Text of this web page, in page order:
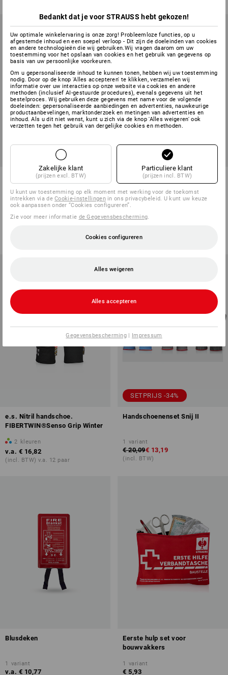
Snijbestendige Nitril-
handsch.evertouch Cut C
v.a. € 4,83
STRAUSSbox small
bedrijfsverbanddozen DIN 13
157
v.a. € 30,13
e.s. Nitril handschoe.
FIBERTWIN®Senso Grip Winter
2 kleuren
v.a. € 16,82
(incl. BTW) v.a. 12 paar
SETPRIJS -34%
Handschoenenset Snij II
1 variant
€ 20,09€ 13,19
(incl. BTW)
Blusdeken
1 variant
v.a. € 10,77
Eerste hulp set voor
bouwvakkers
1 variant
€ 5,93
Bedankt dat je voor STRAUSS hebt gekozen!
Uw optimale winkelervaring is onze zorg! Probleemloze functies, op u
afgestemde inhoud en een soepel verloop - Dit zijn de doeleinden van cookies
en andere technologieën die wij gebruiken.Wij vragen daarom om uw
toestemming voor het opslaan van cookies en het gebruik van gegevens op
basis van uw persoonlijke voorkeuren.
Om u gepersonaliseerde inhoud te kunnen tonen, hebben wij uw toestemming
nodig. Door op de knop 'Alles accepteren' te klikken, verzamelen wij
informatie over uw interacties op onze website via cookies en andere
methoden (inclusief AI-gestuurde procedures), evenals gegevens uit het
bestelproces. Wij gebruiken deze gegevens met name voor de volgende
doeleinden: gepersonaliseerde aanbiedingen en advertenties, nauwkeurige
productaanbevelingen, marktonderzoek en metingen van advertenties en
inhoud. Als u dit niet wenst, kunt u zich via de knop 'Alles weigeren' ook
verzetten tegen het gebruik van dergelijke cookies en methoden.
Zakelijke klant
(prijzen excl. BTW)
Particuliere klant
(prijzen incl. BTW)
U kunt uw toestemming op elk moment met werking voor de toekomst
intrekken via deCookie-instellingenin ons privacybeleid. U kunt uw keuze
ook aanpassen onder “Cookies configureren”.
Zie voor meer informatie de Gegevensbescherming.
Cookies configureren
Alles weigeren
Alles accepteren
Gegevensbescherming | Impressum